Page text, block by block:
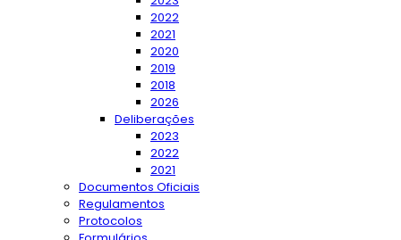
2022
2021
2020
2019
2018
2026
Deliberações
2023
2022
2021
Documentos Oficiais
Regulamentos
Protocolos